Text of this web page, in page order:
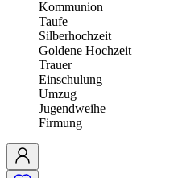
Kommunion
Taufe
Silberhochzeit
Goldene Hochzeit
Trauer
Einschulung
Umzug
Jugendweihe
Firmung